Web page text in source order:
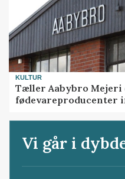
KULTUR
Tæller Aabybro Mejeri
fødevareproducenter
Vi går i